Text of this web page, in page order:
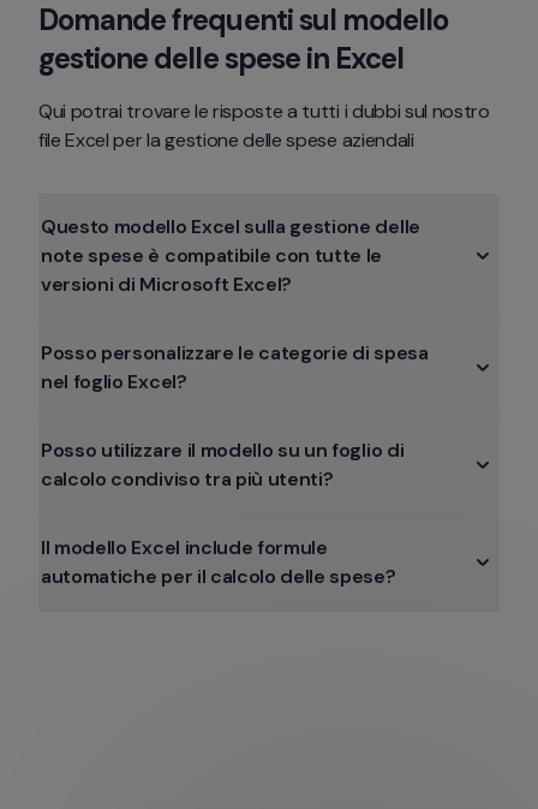
Domande frequenti sul modello
gestione delle spese in Excel
Qui potrai trovare le risposte a tutti i dubbi sul nostro
file Excel per la gestione delle spese aziendali
Questo modello Excel sulla gestione delle
note spese è compatibile con tutte le
versioni di Microsoft Excel?
Posso personalizzare le categorie di spesa
nel foglio Excel?
Posso utilizzare il modello su un foglio di
calcolo condiviso tra più utenti?
Il modello Excel include formule
automatiche per il calcolo delle spese?